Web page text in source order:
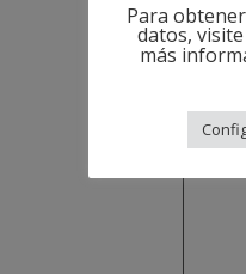
Para
datos,
más